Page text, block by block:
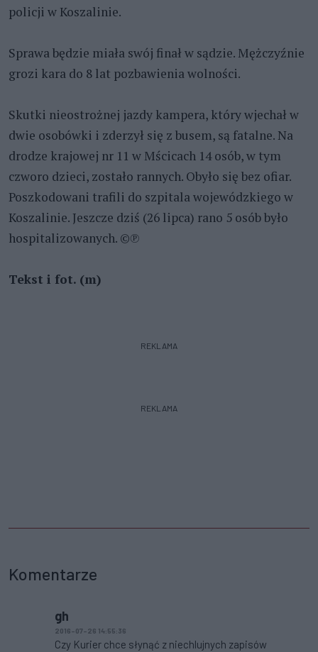
policji w Koszalinie.
Sprawa będzie miała swój finał w sądzie. Mężczyźnie
grozi kara do 8 lat pozbawienia wolności.
Skutki nieostrożnej jazdy kampera, który wjechał w
dwie osobówki i zderzył się z busem, są fatalne. Na
drodze krajowej nr 11 w Mścicach 14 osób, w tym
czworo dzieci, zostało rannych. Obyło się bez ofiar.
Poszkodowani trafili do szpitala wojewódzkiego w
Koszalinie. Jeszcze dziś (26 lipca) rano 5 osób było
hospitalizowanych. ©℗
Tekst i fot. (m)
REKLAMA
REKLAMA
Komentarze
gh
2016-07-26 14:55:36
Czy Kurier chce słynąć z niechlujnych zapisów